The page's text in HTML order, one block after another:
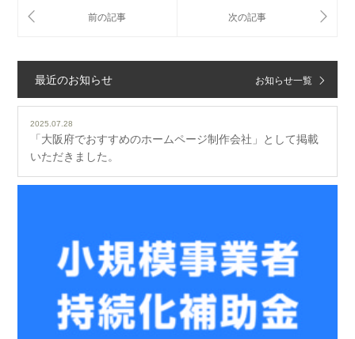
最近のお知らせ お知らせ一覧
2025.07.28
「大阪府でおすすめのホームページ制作会社」として掲載
いただきました。